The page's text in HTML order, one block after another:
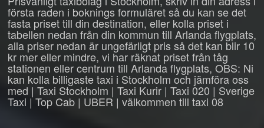
första raden i boknings formuläret så du kan se det
fasta priset till din destination, eller kolla priset i
tabellen nedan från din kommun till Arlanda flygplats,
alla priser nedan är ungefärligt pris så det kan blir 10
kr mer eller mindre, vi har räknat priset från tåg
stationen eller centrum till Arlanda flygplats, OBS: Ni
kan kolla billigaste taxi i Stockholm och jämföra oss
med | Taxi Stockholm | Taxi Kurir | Taxi 020 | Sverige
Taxi | Top Cab | UBER | välkommen till taxi 08